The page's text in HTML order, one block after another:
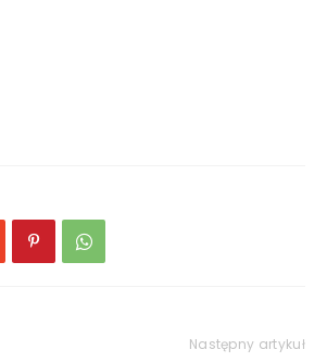
Następny artykuł